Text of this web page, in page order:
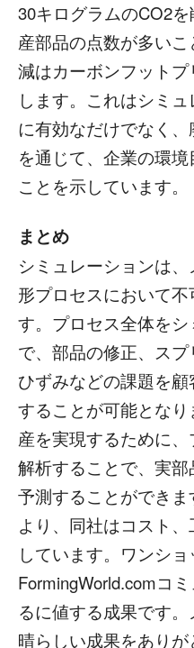
30キログラムのCO2
産部品の点数が多い
減はカーボンフット
します。これはシミ
に有効なだけでなく
を通じて、企業の環
ことを示しています。
まとめ
シミュレーションは
形プロセスにおいて
す。プロセス全体を
で、部品の修正、ス
ひずみなどの課題を
することが可能とな
産を実現するために
解析することで、実
予測することができ
より、同社はコスト
しています。ワンショ
FormingWorld.comコ
るに値する成果です
晴らしい成果をあり